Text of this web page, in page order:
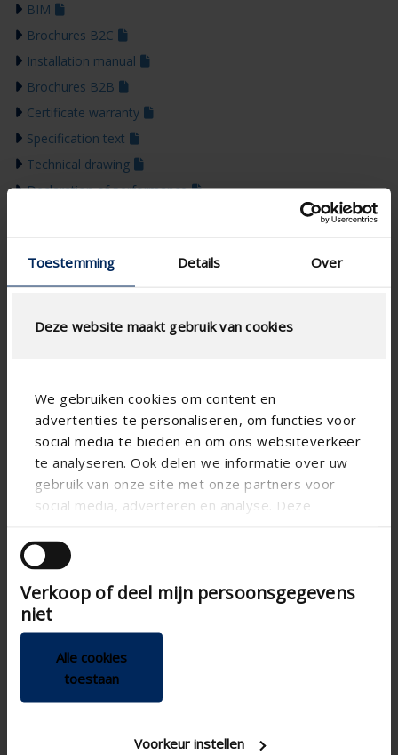
Toestemming Details Over
Deze website maakt gebruik van cookies
We gebruiken cookies om content en
advertenties te personaliseren, om functies voor
social media te bieden en om ons websiteverkeer
te analyseren. Ook delen we informatie over uw
gebruik van onze site met onze partners voor
social media, adverteren en analyse. Deze
andere informatie die u aan ze heeft verstrekt of
die ze hebben verzameld op basis van uw gebruik
van hun services.
Verkoop of deel mijn persoonsgegevens
niet
Alle cookies
toestaan
Voorkeur instellen
BIM
Brochures B2C
Installation manual
Brochures B2B
Certificate warranty
Specification text
Technical drawing
Declaration of performance